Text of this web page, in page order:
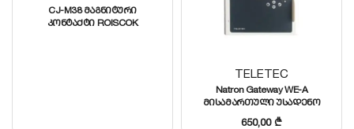
CJ-M38 მაგნიტური
კონტაქტი ROISCOK
TELETEC
Natron Gateway WE-A
მისამართული უსადენო
მიმღები
650,00₾